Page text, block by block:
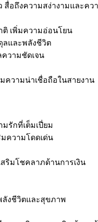
สื่อถึงความสง่างามและคว
ติ เพิ่มความอ่อนโยน
ลและพลังชีวิต
ความชัดเจน
ความน่าเชื่อถือในสายงาน
รักที่เต็มเปี่ยม
ความโดดเด่น
ริมโชคลาภด้านการเงิน
ลังชีวิตและสุขภาพ